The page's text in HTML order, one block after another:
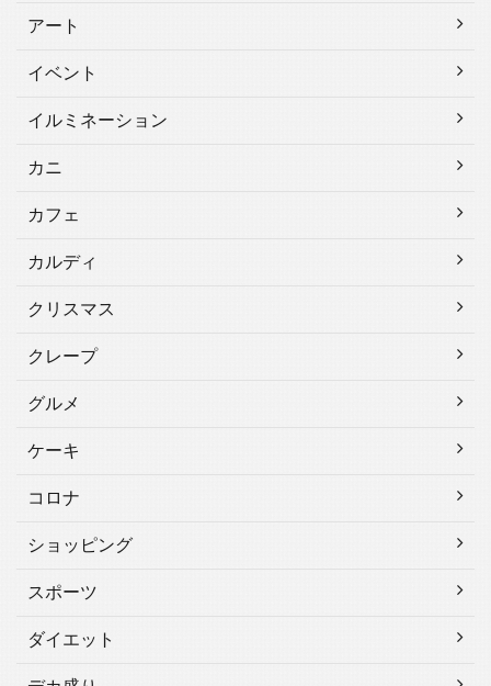
アート
イベント
イルミネーション
カニ
カフェ
カルディ
クリスマス
クレープ
グルメ
ケーキ
コロナ
ショッピング
スポーツ
ダイエット